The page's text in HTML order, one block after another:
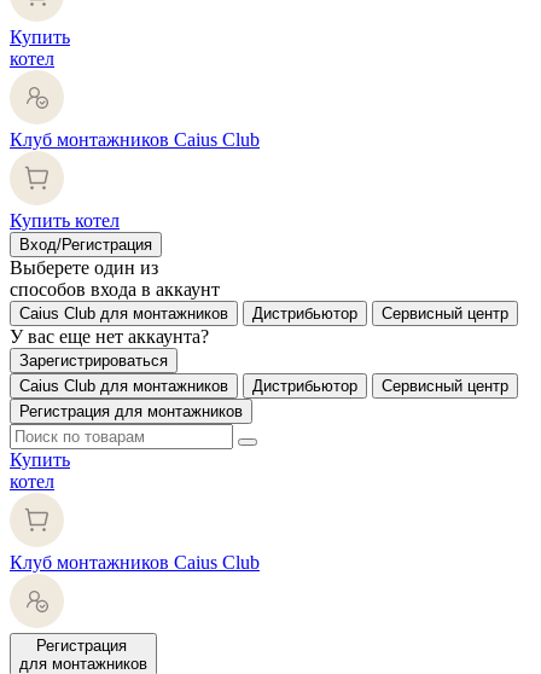
Купить
котел
Клуб монтажников Caius Club
Купить котел
Вход/Регистрация
Выберете один из
способов входа в аккаунт
Caius Club для монтажников Дистрибьютор Сервисный центр
У вас еще нет аккаунта?
Зарегистрироваться
Caius Club для монтажников
Дистрибьютор
Сервисный центр
Регистрация для монтажников
Купить
котел
Клуб монтажников Caius Club
Регистрация
для монтажников